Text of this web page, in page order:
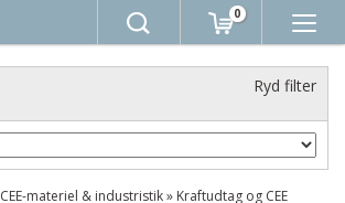
0
Ryd filter
CEE-materiel & industristik» Kraftudtag og CEE